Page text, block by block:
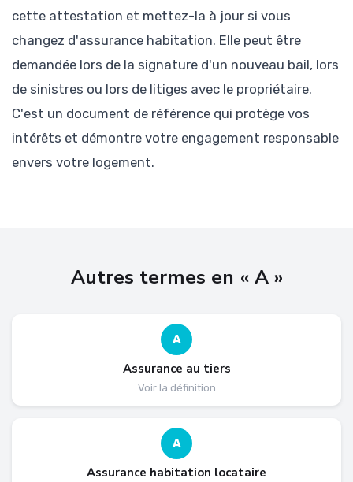
cette attestation et mettez-la à jour si vous
changez d'assurance habitation. Elle peut être
demandée lors de la signature d'un nouveau bail, lors
de sinistres ou lors de litiges avec le propriétaire.
C'est un document de référence qui protège vos
intérêts et démontre votre engagement responsable
envers votre logement.
Autres termes en « A »
A
Assurance au tiers
Voir la définition
A
Assurance habitation locataire